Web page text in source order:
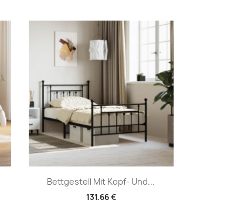
Bettgestell Mit Kopf- Und...
131,66 €
Vorschau